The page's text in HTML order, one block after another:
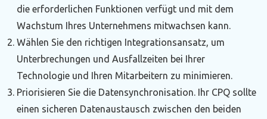
die erforderlichen Funktionen verfügt und mit dem
Wachstum Ihres Unternehmens mitwachsen kann.
Wählen Sie den richtigen Integrationsansatz, um
Unterbrechungen und Ausfallzeiten bei Ihrer
Technologie und Ihren Mitarbeitern zu minimieren.
Priorisieren Sie die Datensynchronisation. Ihr CPQ sollte
einen sicheren Datenaustausch zwischen den beiden